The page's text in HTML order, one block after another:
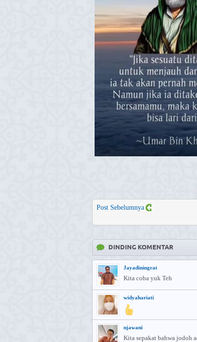
Post Sebelumnya
DINDING KOMENTAR
Jayadiningrat
Kita coba yuk Teh
widyahariati
njawani
Kita sepakat bahwa jodoh